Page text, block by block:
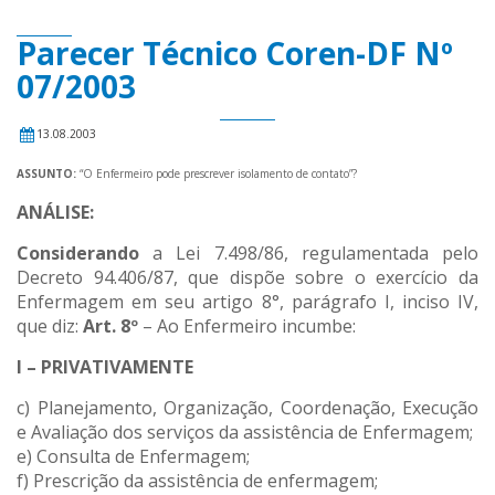
Parecer Técnico Coren-DF Nº
07/2003
13.08.2003
ASSUNTO: “O Enfermeiro pode prescrever isolamento de contato”?
ANÁLISE:
Considerando a Lei 7.498/86, regulamentada pelo
Decreto 94.406/87, que dispõe sobre o exercício da
Enfermagem em seu artigo 8°, parágrafo I, inciso IV,
que diz: Art. 8º – Ao Enfermeiro incumbe:
I – PRIVATIVAMENTE
c) Planejamento, Organização, Coordenação, Execução
e Avaliação dos serviços da assistência de Enfermagem;
e) Consulta de Enfermagem;
f) Prescrição da assistência de enfermagem;